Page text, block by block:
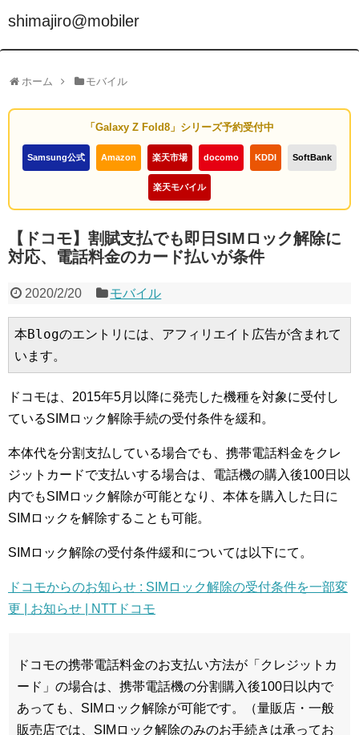
shimajiro@mobiler
ホーム モバイル
「Galaxy Z Fold8」シリーズ予約受付中
Samsung公式 Amazon 楽天市場 docomo KDDI SoftBank
楽天モバイル
【ドコモ】割賦支払でも即日SIMロック解除に
対応、電話料金のカード払いが条件
2020/2/20 モバイル
本Blogのエントリには、アフィリエイト広告が含まれて
います。
ドコモは、2015年5月以降に発売した機種を対象に受付し
ているSIMロック解除手続の受付条件を緩和。
本体代を分割支払している場合でも、携帯電話料金をクレ
ジットカードで支払いする場合は、電話機の購入後100日以
内でもSIMロック解除が可能となり、本体を購入した日に
SIMロックを解除することも可能。
SIMロック解除の受付条件緩和については以下にて。
ドコモからのお知らせ : SIMロック解除の受付条件を一部変
更 | お知らせ | NTTドコモ
ドコモの携帯電話料金のお支払い方法が「クレジットカ
ード」の場合は、携帯電話機の分割購入後100日以内で
あっても、SIMロック解除が可能です。（量販店・一般
販売店では、SIMロック解除のみのお手続きは承ってお